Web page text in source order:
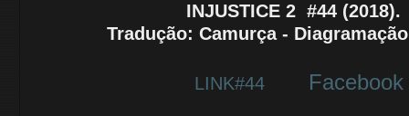
INJUSTICE 2 #44
Tradução: Camurça -
LINK#44 Facebook